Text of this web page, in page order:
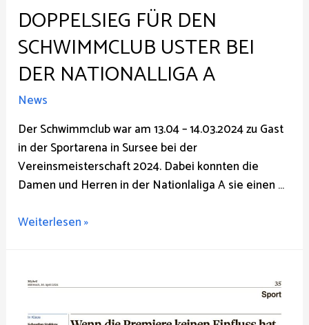
DOPPELSIEG FÜR DEN
SCHWIMMCLUB USTER BEI
DER NATIONALLIGA A
News
Der Schwimmclub war am 13.04 – 14.03.2024 zu Gast
in der Sportarena in Sursee bei der
Vereinsmeisterschaft 2024. Dabei konnten die
Damen und Herren in der Nationlaliga A sie einen …
Doppelsieg
Schwimmclub
bei
Weiterlesen »